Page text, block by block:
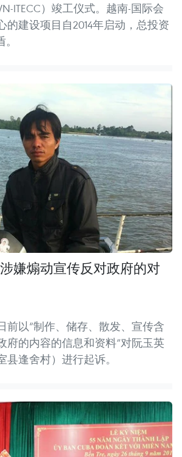
ITECC）竣工仪式。越南-国际会
的建设项目自2014年启动，总投资
嫌煽动宣传反对政府的对
前以“制作、储存、散发、宣传含
府的内容的信息和资料”对阮玉英
县逢舍村）进行起诉。